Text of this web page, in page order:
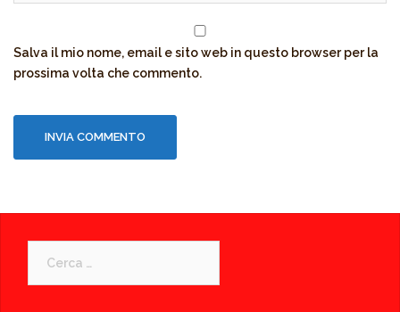
Salva il mio nome, email e sito web in questo browser per la
prossima volta che commento.
per: